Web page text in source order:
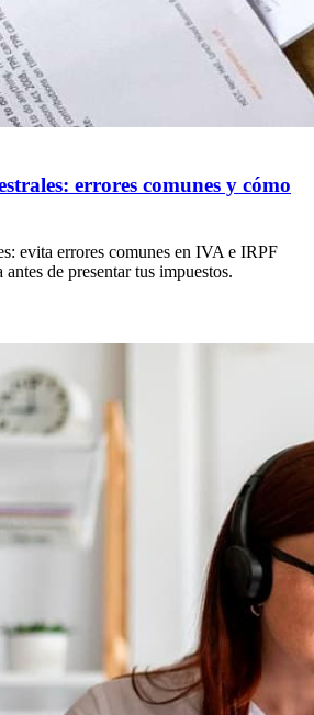
errores comunes y cómo
evita errores comunes en IVA e IRPF
de presentar tus impuestos.